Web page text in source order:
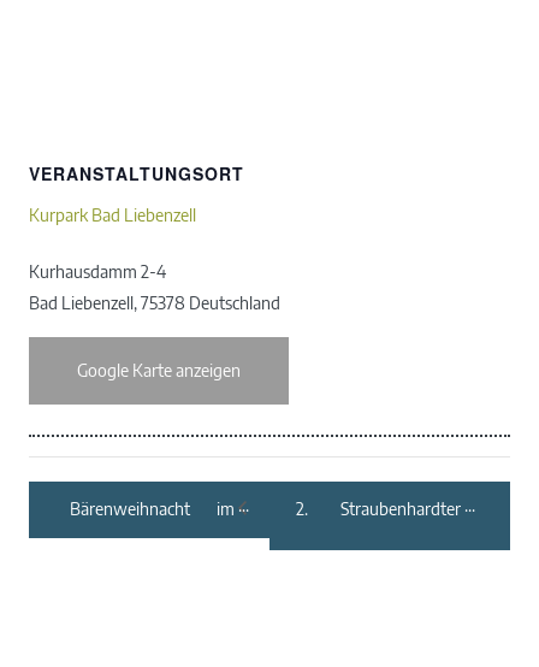
VERANSTALTUNGSORT
Kurpark Bad Liebenzell
Kurhausdamm 2-4
Bad Liebenzell,75378 Deutschland
Google Karte anzeigen
Bärenweihnacht im
2. Straubenhardter